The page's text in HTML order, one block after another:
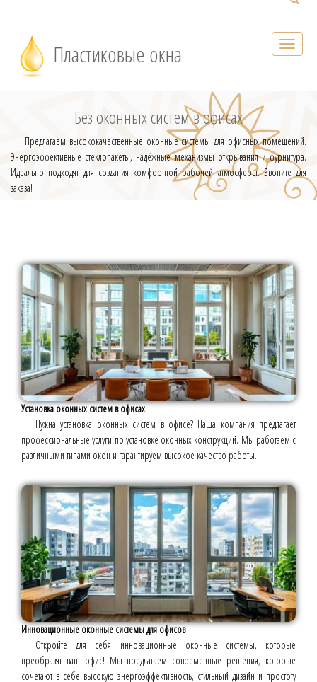
Пластиковые окна
Без оконных систем в офисах
Предлагаем высококачественные оконные системы для офисных помещений.
Энергоэффективные стеклопакеты, надёжные механизмы открывания и фурнитура.
Идеально подходят для создания комфортной рабочей атмосферы. Звоните для
заказа!
Установка оконных систем в офисах
Нужна установка оконных систем в офисе? Наша компания предлагает
профессиональные услуги по установке оконных конструкций. Мы работаем с
различными типами окон и гарантируем высокое качество работы.
Инновационные оконные системы для офисов
Откройте для себя инновационные оконные системы, которые
преобразят ваш офис! Мы предлагаем современные решения, которые
сочетают в себе высокую энергоэффективность, стильный дизайн и простоту